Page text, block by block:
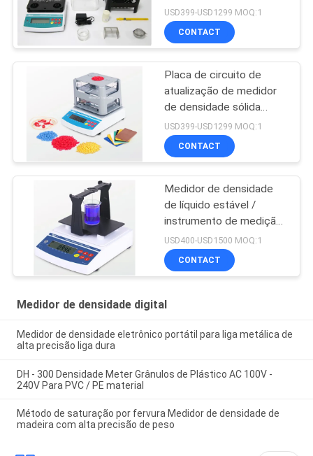
de Porosidade de
Mineração para Plástico
USD399-USD1299 MOQ:1
CONTACT
Placa de circuito de
atualização de medidor
de densidade sólida
confiável com fio de
conexão de dados
USD399-USD1299 MOQ:1
CONTACT
Medidor de densidade
de líquido estável /
instrumento de medição
de concentração para
líquido alcalino ácido
forte
USD400-USD1500 MOQ:1
CONTACT
Medidor de densidade digital
Medidor de densidade eletrônico portátil para liga metálica de
alta precisão liga dura
DH - 300 Densidade Meter Grânulos de Plástico AC 100V -
240V Para PVC / PE material
Método de saturação por fervura Medidor de densidade de
madeira com alta precisão de peso